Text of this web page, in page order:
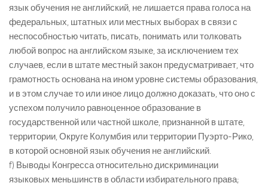
язык обучения не английский, не лишается права голоса на
федеральных, штатных или местных выборах в связи с
неспособностью читать, писать, понимать или толковать
любой вопрос на английском языке, за исключением тех
случаев, если в штате местный закон предусматривает, что
грамотность основана на ином уровне системы образования,
и в этом случае то или иное лицо должно доказать, что оно с
успехом получило равноценное образование в
государственной или частной школе, признанной в штате,
территории, Округе Колумбия или территории Пуэрто-Рико,
в которой основной язык обучения не английский.
f) Выводы Конгресса относительно дискриминации
языковых меньшинств в области избирательного права;